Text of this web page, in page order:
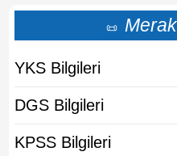
📜
YKS Bilgileri
DGS Bilgileri
KPSS Bilgileri